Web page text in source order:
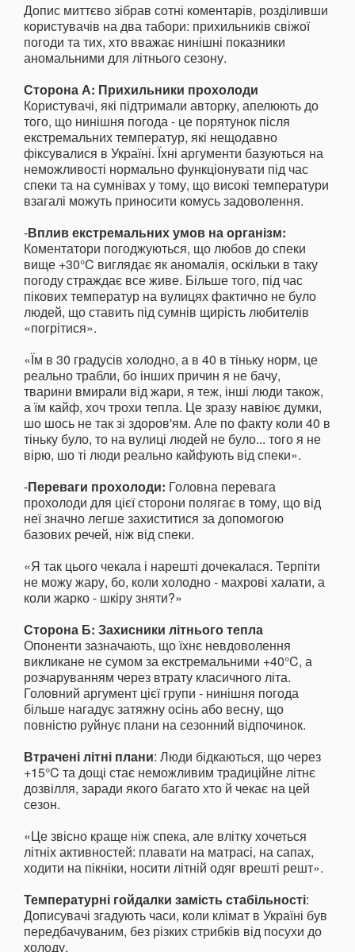
Допис миттєво зібрав сотні коментарів, розділивши
користувачів на два табори: прихильників свіжої
погоди та тих, хто вважає нинішні показники
аномальними для літнього сезону.
Сторона А: Прихильники прохолоди
Користувачі, які підтримали авторку, апелюють до
того, що нинішня погода - це порятунок після
екстремальних температур, які нещодавно
фіксувалися в Україні. Їхні аргументи базуються на
неможливості нормально функціонувати під час
спеки та на сумнівах у тому, що високі температури
взагалі можуть приносити комусь задоволення.
-Вплив екстремальних умов на організм:
Коментатори погоджуються, що любов до спеки
вище +30°C виглядає як аномалія, оскільки в таку
погоду страждає все живе. Більше того, під час
пікових температур на вулицях фактично не було
людей, що ставить під сумнів щирість любителів
«погрітися».
«Їм в 30 градусів холодно, а в 40 в тіньку норм, це
реально трабли, бо інших причин я не бачу,
тварини вмирали від жари, я теж, інші люди також,
а їм кайф, хоч трохи тепла. Це зразу навіює думки,
шо шось не так зі здоров'ям. Але по факту коли 40 в
тіньку було, то на вулиці людей не було... того я не
вірю, шо ті люди реально кайфують від спеки».
-Переваги прохолоди: Головна перевага
прохолоди для цієї сторони полягає в тому, що від
неї значно легше захиститися за допомогою
базових речей, ніж від спеки.
«Я так цього чекала і нарешті дочекалася. Терпіти
не можу жару, бо, коли холодно - махрові халати, а
коли жарко - шкіру зняти?»
Сторона Б: Захисники літнього тепла
Опоненти зазначають, що їхнє невдоволення
викликане не сумом за екстремальними +40°C, а
розчаруванням через втрату класичного літа.
Головний аргумент цієї групи - нинішня погода
більше нагадує затяжну осінь або весну, що
повністю руйнує плани на сезонний відпочинок.
Втрачені літні плани: Люди бідкаються, що через
+15°C та дощі стає неможливим традиційне літнє
дозвілля, заради якого багато хто й чекає на цей
сезон.
«Це звісно краще ніж спека, але влітку хочеться
літніх активностей: плавати на матрасі, на сапах,
ходити на пікніки, носити літній одяг врешті решт».
Температурні гойдалки замість стабільності:
Дописувачі згадують часи, коли клімат в Україні був
передбачуваним, без різких стрибків від посухи до
холоду.